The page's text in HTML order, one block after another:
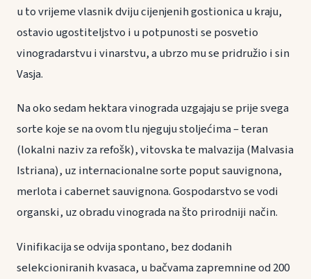
u to vrijeme vlasnik dviju cijenjenih gostionica u kraju,
ostavio ugostiteljstvo i u potpunosti se posvetio
vinogradarstvu i vinarstvu, a ubrzo mu se pridružio i sin
Vasja.
Na oko sedam hektara vinograda uzgajaju se prije svega
sorte koje se na ovom tlu njeguju stoljećima – teran
(lokalni naziv za refošk), vitovska te malvazija (Malvasia
Istriana), uz internacionalne sorte poput sauvignona,
merlota i cabernet sauvignona. Gospodarstvo se vodi
organski, uz obradu vinograda na što prirodniji način.
Vinifikacija se odvija spontano, bez dodanih
selekcioniranih kvasaca, u bačvama zapremnine od 200